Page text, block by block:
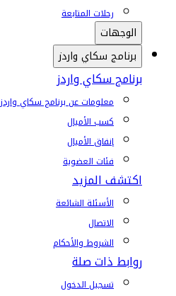
رحلات المتابعة
الوجهات
برنامج سكاي واردز
برنامج سكاي واردز
معلومات عن برنامج سكاي واردز
كسب الأميال
إنفاق الأميال
فئات العضوية
اكتشف المزيد
الأسئلة الشائعة
الاتصال
الشروط والأحكام
روابط ذات صلة
تسجيل الدخول